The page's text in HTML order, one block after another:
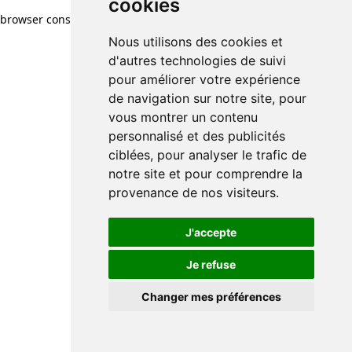
cookies
Nous utilisons des cookies et
d'autres technologies de suivi
pour améliorer votre expérience
de navigation sur notre site, pour
vous montrer un contenu
personnalisé et des publicités
ciblées, pour analyser le trafic de
notre site et pour comprendre la
provenance de nos visiteurs.
J'accepte
Je refuse
Changer mes préférences
browser console for more information)